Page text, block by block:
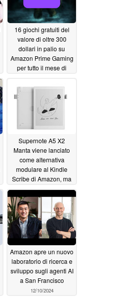
16 giochi gratuiti del
valore di oltre 300
dollari in palio su
Amazon Prime Gaming
per tutto il mese di
Supernote A5 X2
Manta viene lanciato
come alternativa
modulare al Kindle
Scribe di Amazon, ma
costa di più12/14/2024
Amazon apre un nuovo
laboratorio di ricerca e
sviluppo sugli agenti AI
a San Francisco
12/10/2024